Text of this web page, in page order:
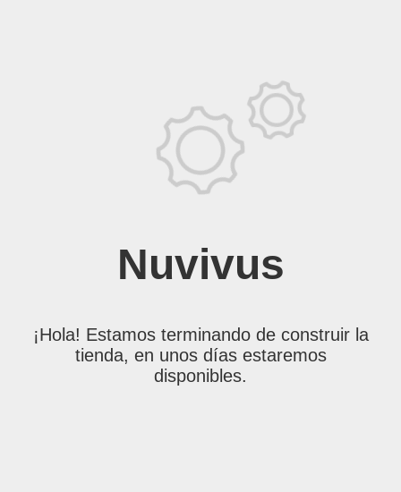
Nuvivus
¡Hola! Estamos terminando de construir la
tienda, en unos días estaremos
disponibles.